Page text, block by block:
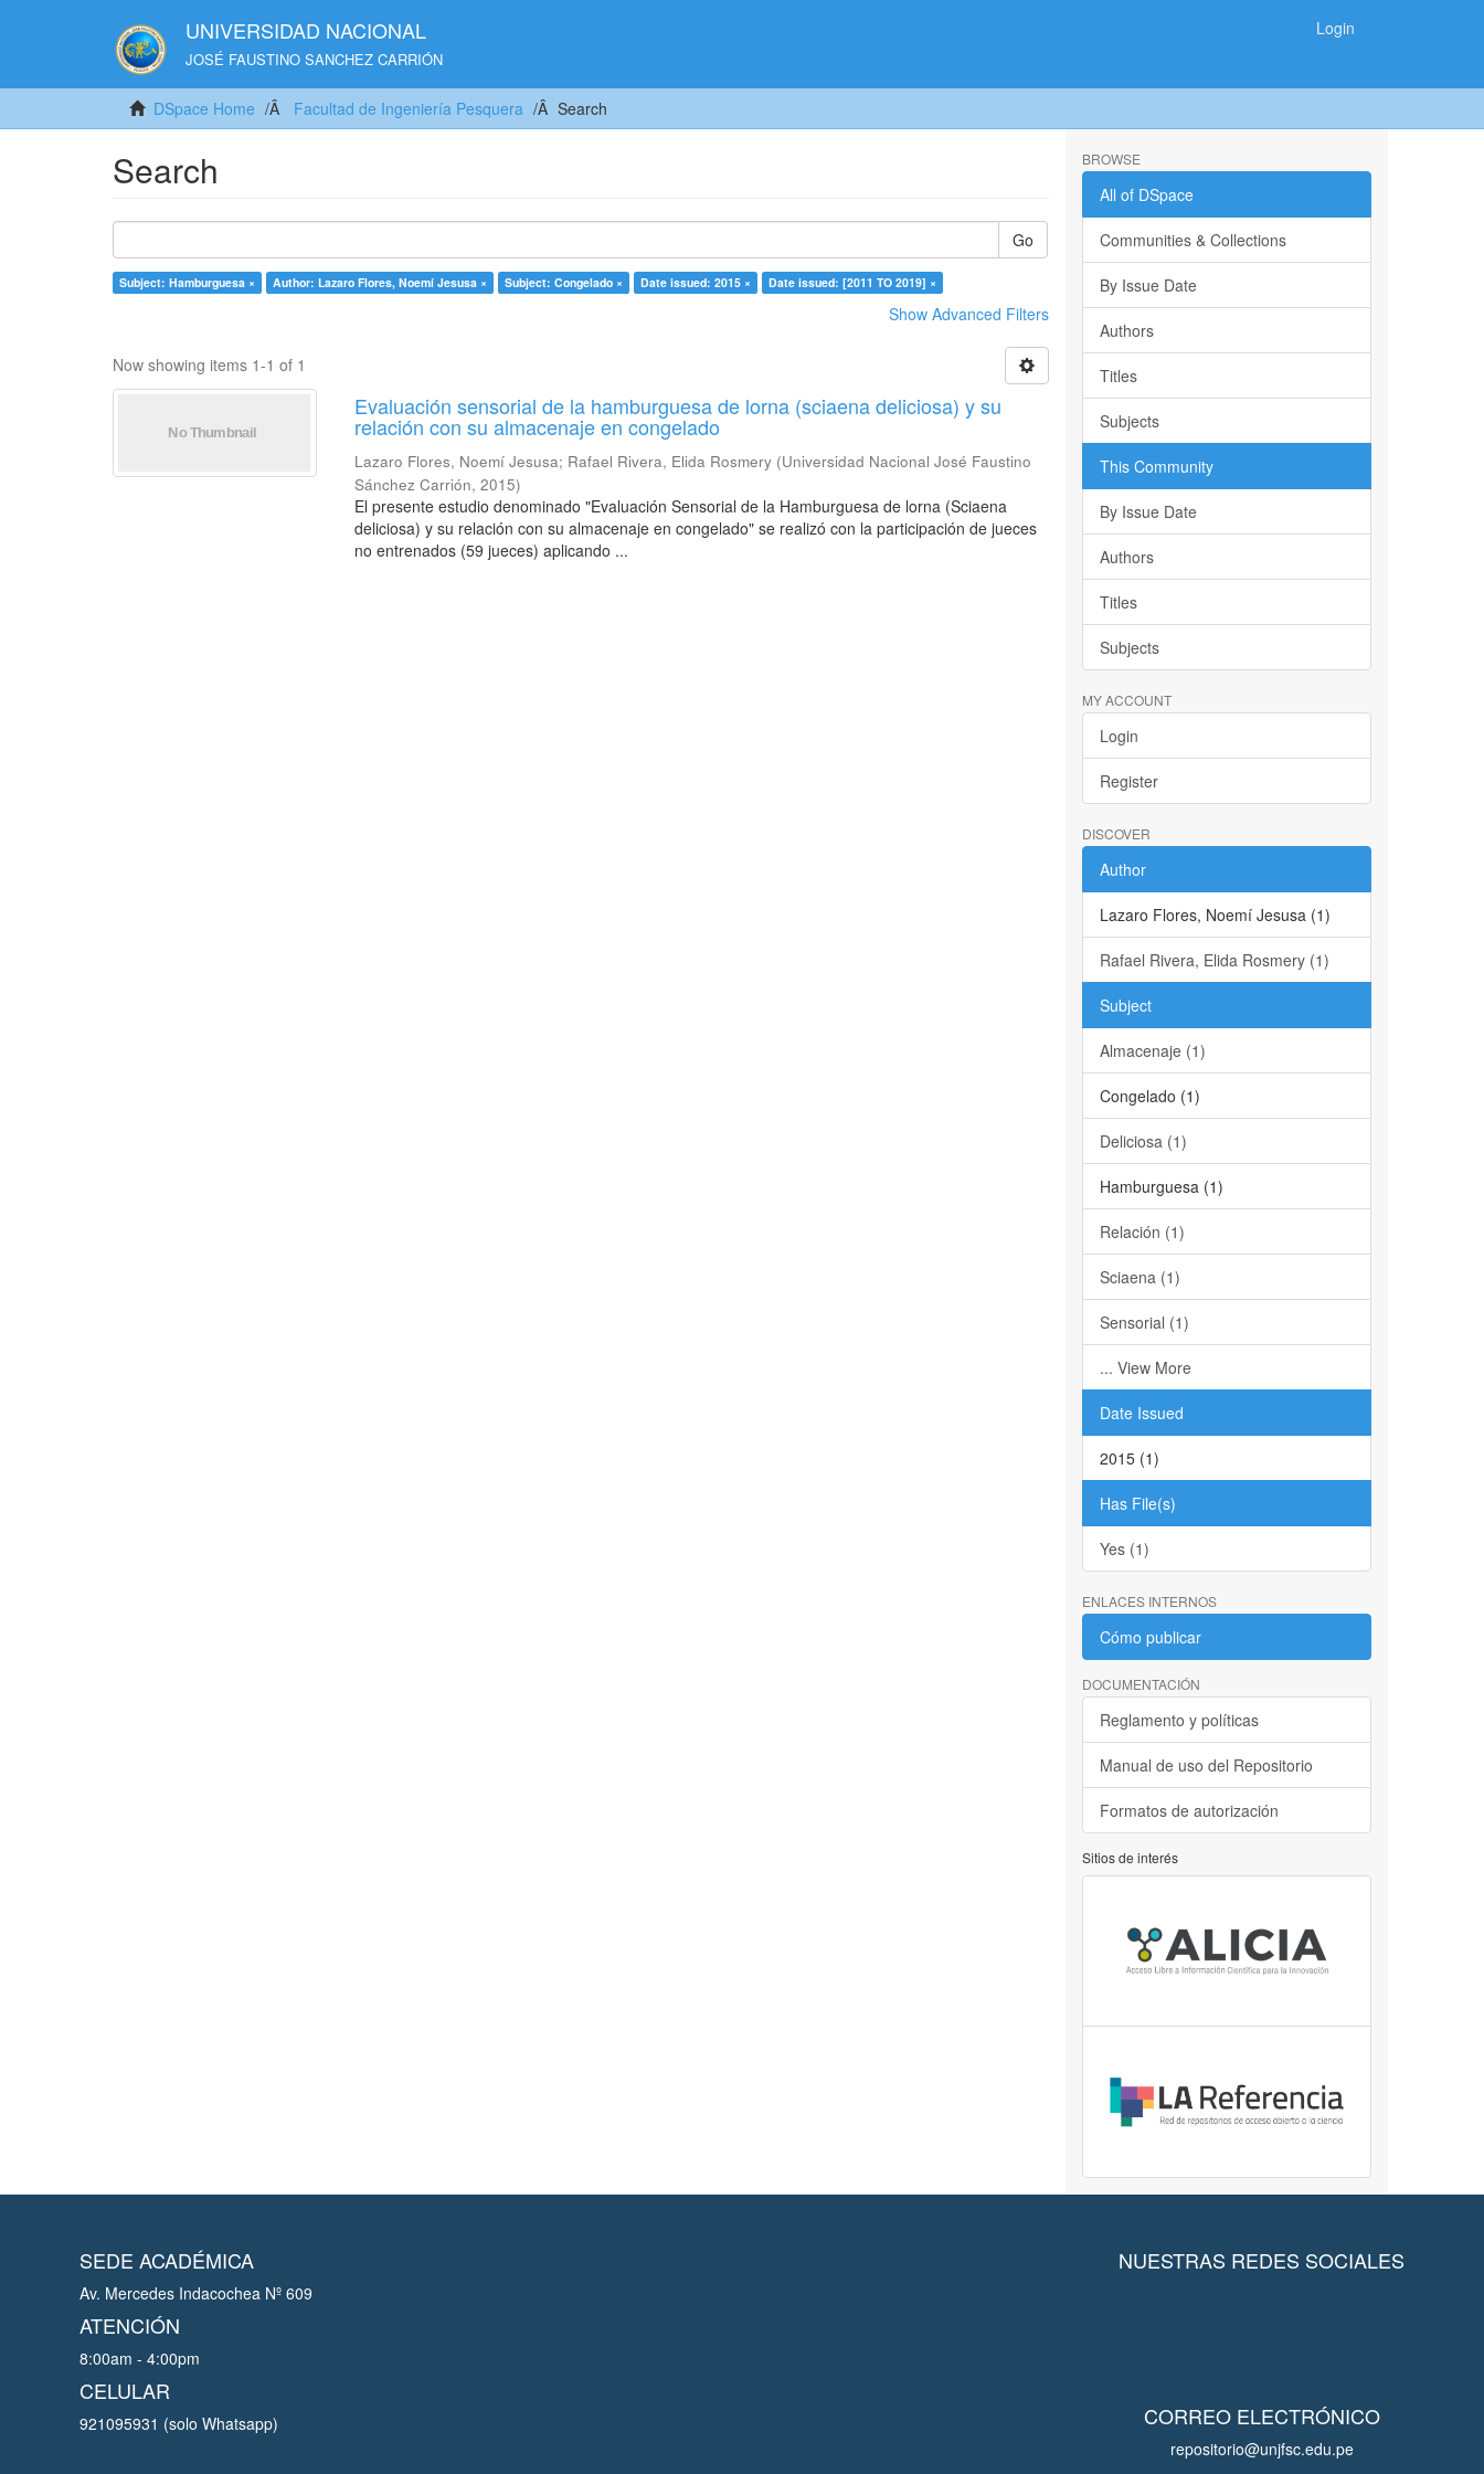
UNIVERSIDAD NACIONAL
JOSÉ FAUSTINO SANCHEZ CARRIÓN
Login
DSpace Home Facultad de Ingeniería Pesquera Search
Search
Go
Subject: Hamburguesa × Author: Lazaro Flores, Noemí Jesusa × Subject: Congelado × Date issued: 2015 × Date issued: [2011 TO 2019] ×
Show Advanced Filters
Now showing items 1-1 of 1
Evaluación sensorial de la hamburguesa de lorna (sciaena deliciosa) y su
relación con su almacenaje en congelado
Lazaro Flores, Noemí Jesusa; Rafael Rivera, Elida Rosmery (Universidad Nacional José Faustino
Sánchez Carrión,2015)
El presente estudio denominado "Evaluación Sensorial de la Hamburguesa de lorna (Sciaena
deliciosa) y su relación con su almacenaje en congelado" se realizó con la participación de jueces
no entrenados (59 jueces) aplicando ...
BROWSE
All of DSpace
Communities & Collections
By Issue Date
Authors
Titles
Subjects
This Community
By Issue Date
Authors
Titles
Subjects
MY ACCOUNT
Login
Register
DISCOVER
Author
Lazaro Flores, Noemí Jesusa (1)
Rafael Rivera, Elida Rosmery (1)
Subject
Almacenaje (1)
Congelado (1)
Deliciosa (1)
Hamburguesa (1)
Relación (1)
Sciaena (1)
Sensorial (1)
... View More
Date Issued
2015 (1)
Has File(s)
Yes (1)
ENLACES INTERNOS
Cómo publicar
DOCUMENTACIÓN
Reglamento y políticas
Manual de uso del Repositorio
Formatos de autorización
Sitios de interés
SEDE ACADÉMICA
Av. Mercedes Indacochea Nº 609
ATENCIÓN
8:00am - 4:00pm
CELULAR
921095931 (solo Whatsapp)
NUESTRAS REDES SOCIALES
CORREO ELECTRÓNICO
repositorio@unjfsc.edu.pe